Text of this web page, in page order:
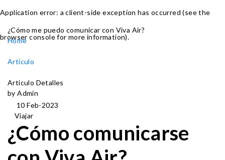
Application error: a client-side exception has occurred (see the
browser console for more information).
¿Cómo me puedo comunicar con Viva Air?
Home
Articulo
Articulo Detalles
by Admin
10 Feb-2023
Viajar
¿Cómo comunicarse